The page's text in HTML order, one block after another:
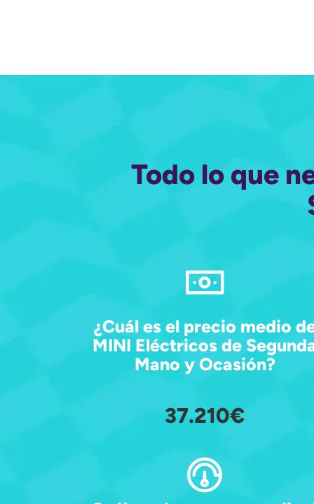
Todo lo que
¿Cuál es el precio medio
MINI Eléctricos de
Mano y Ocasión?
37.210€